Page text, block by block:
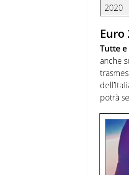
2020
Tutte
anche
potrà